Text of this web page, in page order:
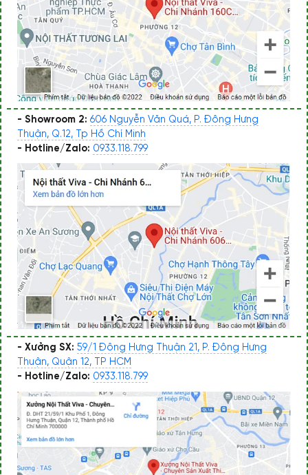
- Showroom 2: 606 Nguyễn Văn Quá, P. Đông Hưng
Thuận, Q.12, Tp Hồ Chí Minh
- Hotline/Zalo: 0933.118.799
- Xưởng SX: 59/1 Đông Hưng Thuận 21, P. Đông Hưng
Thuận, Quận 12, TP HCM
- Hotline/Zalo: 0933.118.799